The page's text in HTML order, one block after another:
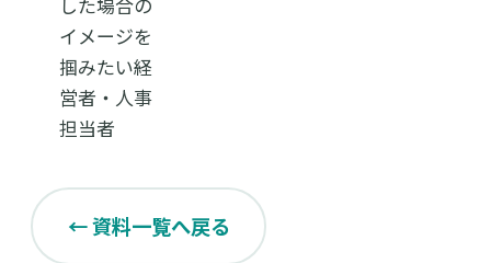
イメージを
掴みたい経
営者・人事
担当者
← 資料一覧へ戻る